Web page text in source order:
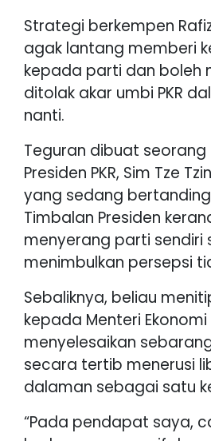
Strategi berkempen
agak lantang memberi
kepada parti dan boleh
ditolak akar umbi PKR
nanti.
Teguran dibuat seorang
Presiden PKR, Sim Tze
yang sedang
Timbalan Presiden
menyerang parti sendiri
menimbulkan persepsi
Sebaliknya, beliau
kepada Menteri
menyelesaikan
secara tertib menerusi
dalaman sebagai satu
“Pada pendapat saya,